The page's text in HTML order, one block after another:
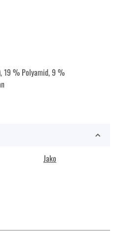
19 % Polyamid, 9 %
Jako